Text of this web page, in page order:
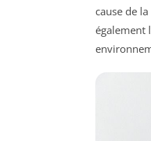
cause de
également